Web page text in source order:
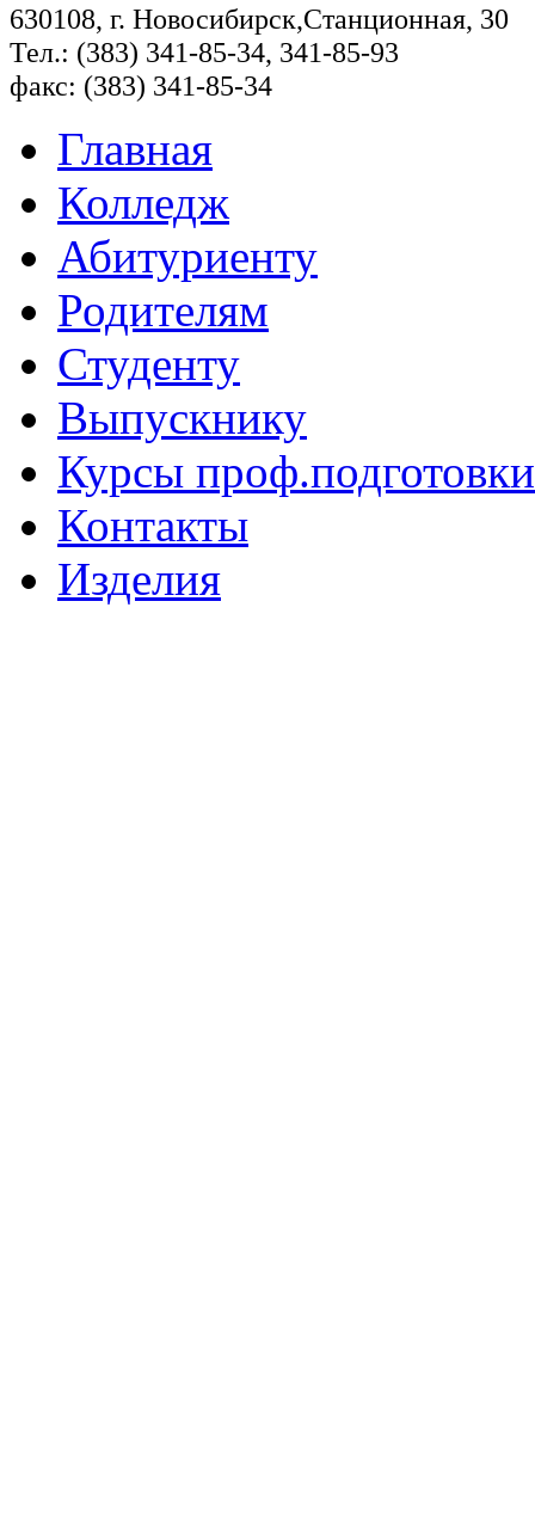
630108, г. Новосибирск,Станционная, 30
Тел.: (383) 341-85-34, 341-85-93
факс: (383) 341-85-34
Главная
Колледж
Абитуриенту
Родителям
Студенту
Выпускнику
Курсы проф.подготовки
Контакты
Изделия